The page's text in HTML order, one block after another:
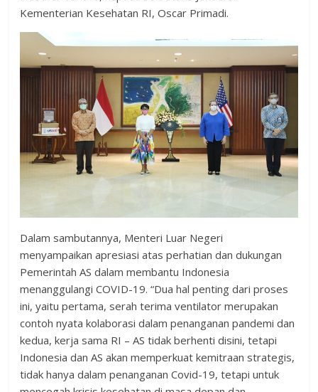
Kementerian Kesehatan RI, Oscar Primadi.
Dalam sambutannya, Menteri Luar Negeri
menyampaikan apresiasi atas perhatian dan dukungan
Pemerintah AS dalam membantu Indonesia
menanggulangi COVID-19. “Dua hal penting dari proses
ini, yaitu pertama, serah terima ventilator merupakan
contoh nyata kolaborasi dalam penanganan pandemi dan
kedua, kerja sama RI – AS tidak berhenti disini, tetapi
Indonesia dan AS akan memperkuat kemitraan strategis,
tidak hanya dalam penanganan Covid-19, tetapi untuk